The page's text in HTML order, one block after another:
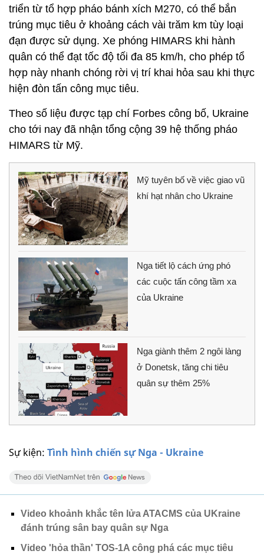
Sự kiện: Tình hình chiến sự Nga - Ukraine
triển từ tổ hợp pháo bánh xích M270, có thể bắn
trúng mục tiêu ở khoảng cách vài trăm km tùy loại
đạn được sử dụng. Xe phóng HIMARS khi hành
quân có thể đạt tốc độ tối đa 85 km/h, cho phép tổ
hợp này nhanh chóng rời vị trí khai hỏa sau khi thực
hiện đòn tấn công mục tiêu.
Theo số liệu được tạp chí Forbes công bố, Ukraine
cho tới nay đã nhận tổng cộng 39 hệ thống pháo
HIMARS từ Mỹ.
Mỹ tuyên bố về việc giao vũ
khí hạt nhân cho Ukraine
Nga tiết lộ cách ứng phó
các cuộc tấn công tầm xa
của Ukraine
Nga giành thêm 2 ngôi làng
ở Donetsk, tăng chi tiêu
quân sự thêm 25%
Video khoảnh khắc tên lửa ATACMS của UKraine
đánh trúng sân bay quân sự Nga
Video 'hỏa thần' TOS-1A công phá các mục tiêu